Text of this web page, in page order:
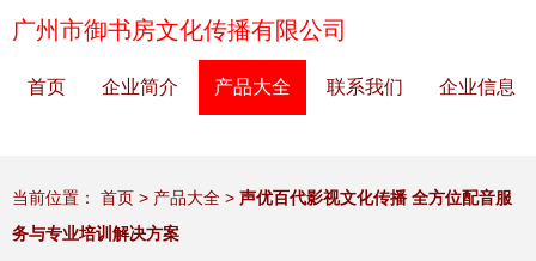
广州市御书房文化传播有限公司
首页 企业简介 产品大全 联系我们 企业信息
当前位置： 首页 > 产品大全 > 声优百代影视文化传播 全方位配音服
务与专业培训解决方案